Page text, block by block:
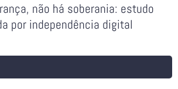
não há soberania: estudo
por independência digital